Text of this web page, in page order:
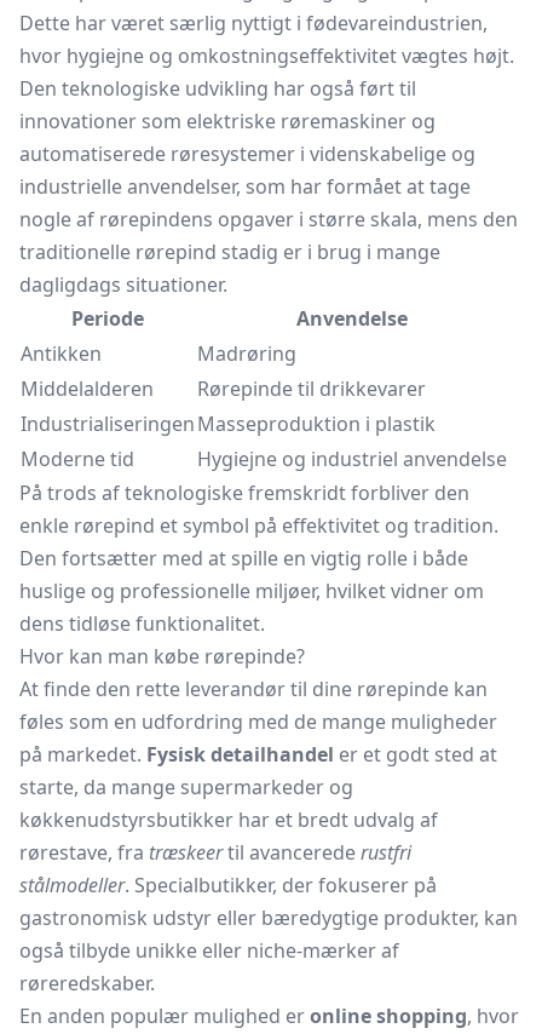
Dette har været særlig nyttigt i fødevareindustrien,
hvor hygiejne og omkostningseffektivitet vægtes højt.
Den teknologiske udvikling har også ført til
innovationer som elektriske røremaskiner og
automatiserede røresystemer i videnskabelige og
industrielle anvendelser, som har formået at tage
nogle af rørepindens opgaver i større skala, mens den
traditionelle rørepind stadig er i brug i mange
dagligdags situationer.
Periode
Anvendelse
Antikken
Madrøring
Middelalderen
Rørepinde til drikkevarer
IndustrialiseringenMasseproduktion i plastik
Moderne tid
Hygiejne og industriel anvendelse
På trods af teknologiske fremskridt forbliver den
enkle rørepind et symbol på effektivitet og tradition.
Den fortsætter med at spille en vigtig rolle i både
huslige og professionelle miljøer, hvilket vidner om
dens tidløse funktionalitet.
Hvor kan man købe rørepinde?
At finde den rette leverandør til dine rørepinde kan
føles som en udfordring med de mange muligheder
på markedet. Fysisk detailhandel er et godt sted at
starte, da mange supermarkeder og
køkkenudstyrsbutikker har et bredt udvalg af
rørestave, fra træskeertil avancerederustfri
stålmodeller. Specialbutikker, der fokuserer på
gastronomisk udstyr eller bæredygtige produkter, kan
også tilbyde unikke eller niche-mærker af
røreredskaber.
En anden populær mulighed eronline shopping, hvor